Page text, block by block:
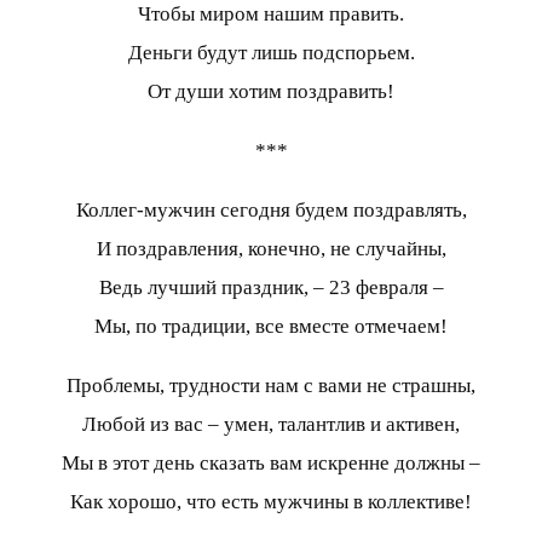
Чтобы миром нашим править.
Деньги будут лишь подспорьем.
От души хотим поздравить!
***
Коллег-мужчин сегодня будем поздравлять,
И поздравления, конечно, не случайны,
Ведь лучший праздник, – 23 февраля –
Мы, по традиции, все вместе отмечаем!
Проблемы, трудности нам с вами не страшны,
Любой из вас – умен, талантлив и активен,
Мы в этот день сказать вам искренне должны –
Как хорошо, что есть мужчины в коллективе!